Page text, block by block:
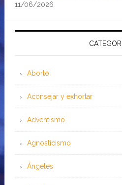
11/06/2026
Aborto
Aconsejar y exhortar
Adventismo
Agnosticismo
Ángeles